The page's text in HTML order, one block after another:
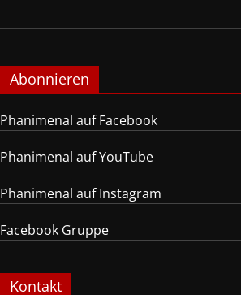
Abonnieren
Phanimenal auf Facebook
Phanimenal auf YouTube
Phanimenal auf Instagram
Facebook Gruppe
Kontakt